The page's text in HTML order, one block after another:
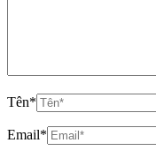
Tên*
Email*